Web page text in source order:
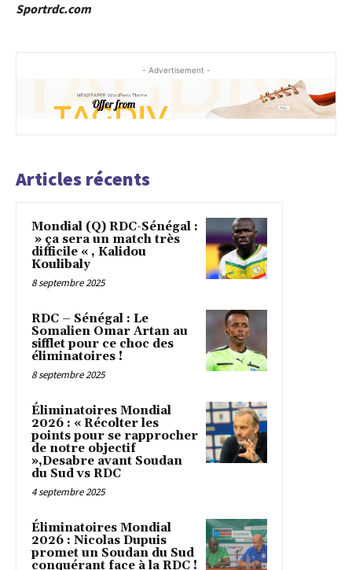
Sportrdc.com
- Advertisement -
Articles récents
Mondial (Q) RDC-Sénégal :
» ça sera un match très
difficile « , Kalidou
Koulibaly
8 septembre 2025
RDC – Sénégal : Le
Somalien Omar Artan au
sifflet pour ce choc des
éliminatoires !
8 septembre 2025
Éliminatoires Mondial
2026 : « Récolter les
points pour se rapprocher
de notre objectif
»,Desabre avant Soudan
du Sud vs RDC
4 septembre 2025
Éliminatoires Mondial
2026 : Nicolas Dupuis
promet un Soudan du Sud
conquérant face à la RDC !